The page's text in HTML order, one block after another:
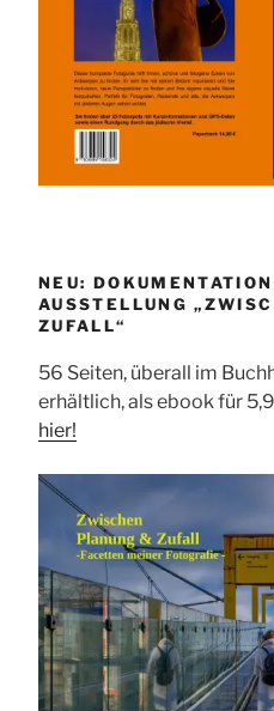
NEU:
AUSSTELLUNG
ZUFALL“
56 Seiten, überall im
erhältlich, als ebook für
hier!